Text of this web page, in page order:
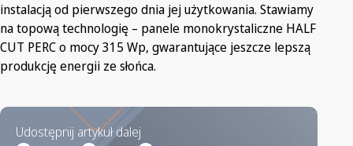
instalacją od pierwszego dnia jej użytkowania. Stawiamy
na topową technologię – panele monokrystaliczne HALF
CUT PERC o mocy 315 Wp, gwarantujące jeszcze lepszą
produkcję energii ze słońca.
Udostępnij artykuł dalej